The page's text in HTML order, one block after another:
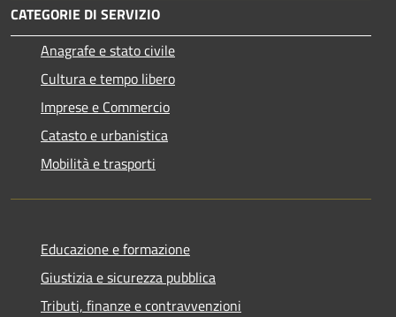
CATEGORIE DI SERVIZIO
Anagrafe e stato civile
Cultura e tempo libero
Imprese e Commercio
Catasto e urbanistica
Mobilità e trasporti
Educazione e formazione
Giustizia e sicurezza pubblica
Tributi, finanze e contravvenzioni